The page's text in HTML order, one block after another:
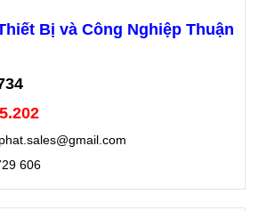
Bị và Công Nghiệp Thuận
606